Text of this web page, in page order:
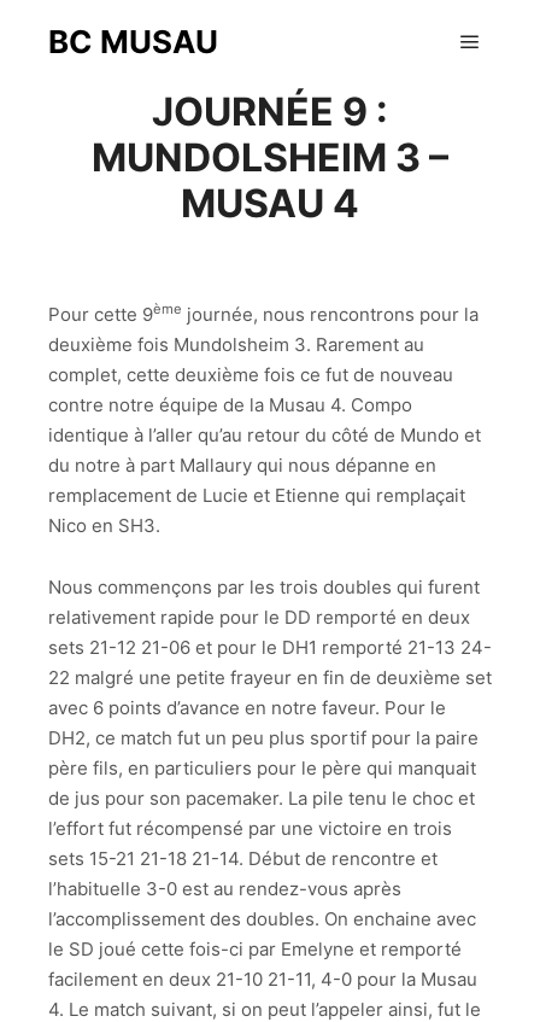
BC MUSAU
JOURNÉE 9 :
MUNDOLSHEIM 3 –
MUSAU 4
Pour cette 9ème journée, nous rencontrons pour la
deuxième fois Mundolsheim 3. Rarement au
complet, cette deuxième fois ce fut de nouveau
contre notre équipe de la Musau 4. Compo
identique à l’aller qu’au retour du côté de Mundo et
du notre à part Mallaury qui nous dépanne en
remplacement de Lucie et Etienne qui remplaçait
Nico en SH3.
Nous commençons par les trois doubles qui furent
relativement rapide pour le DD remporté en deux
sets 21-12 21-06 et pour le DH1 remporté 21-13 24-
22 malgré une petite frayeur en fin de deuxième set
avec 6 points d’avance en notre faveur. Pour le
DH2, ce match fut un peu plus sportif pour la paire
père fils, en particuliers pour le père qui manquait
de jus pour son pacemaker. La pile tenu le choc et
l’effort fut récompensé par une victoire en trois
sets 15-21 21-18 21-14. Début de rencontre et
l’habituelle 3-0 est au rendez-vous après
l’accomplissement des doubles. On enchaine avec
le SD joué cette fois-ci par Emelyne et remporté
facilement en deux 21-10 21-11, 4-0 pour la Musau
4. Le match suivant, si on peut l’appeler ainsi, fut le